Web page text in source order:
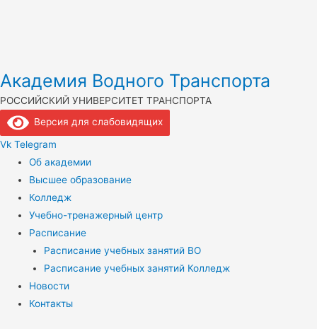
Академия Водного Транспорта
РОССИЙСКИЙ УНИВЕРСИТЕТ ТРАНСПОРТА
Версия для слабовидящих
Vk Telegram
Об академии
Высшее образование
Колледж
Учебно-тренажерный центр
Расписание
Расписание учебных занятий ВО
Расписание учебных занятий Колледж
Новости
Контакты